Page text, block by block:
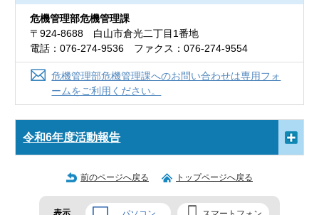
危機管理部危機管理課
〒924-8688 白山市倉光二丁目1番地
電話：076-274-9536 ファクス：076-274-9554
危機管理部危機管理課へのお問い合わせは専用フォ
ームをご利用ください。
令和6年度活動報告
前のページへ戻る トップページへ戻る
表示 パソコン スマートフォン